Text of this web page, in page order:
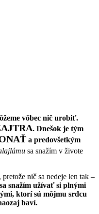
vôbec nič urobiť.
. Dnešok je tým
a predovšetkým
sa snažím v živote
nič sa nedeje len tak –
snažím užívať si plnými
ktorí sú môjmu srdcu
baví.